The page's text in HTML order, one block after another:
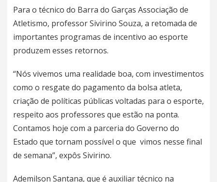
Para o técnico do Barra do Garças Associação de
Atletismo, professor Sivirino Souza, a retomada de
importantes programas de incentivo ao esporte
produzem esses retornos.
“Nós vivemos uma realidade boa, com investimentos
como o resgate do pagamento da bolsa atleta,
criação de políticas públicas voltadas para o esporte,
respeito aos professores que estão na ponta.
Contamos hoje com a parceria do Governo do
Estado que tornam possível o que vimos nesse final
de semana”, expôs Sivirino.
Ademilson Santana, que é auxiliar técnico na